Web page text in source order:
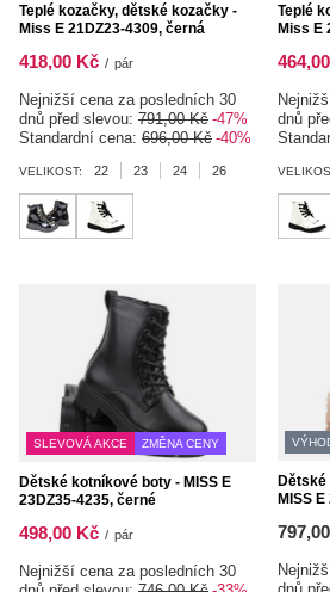
Teplé kozačky, dětské kozačky -
Miss E 21DZ23-4309, černá
418,00 Kč / pár
Nejnižší cena za posledních 30
dnů před slevou: 791,00 Kč -47%
Standardní cena: 696,00 Kč -40%
VELIKOST: 22 23 24 26
Teplé
Miss E
dnů
SLEVOVÁ AKCE ZMĚNA CENY
Dětské kotníkové boty - MISS E
23DZ35-4235, černé
498,00 Kč / pár
Nejnižší cena za posledních 30
Dětské
MISS